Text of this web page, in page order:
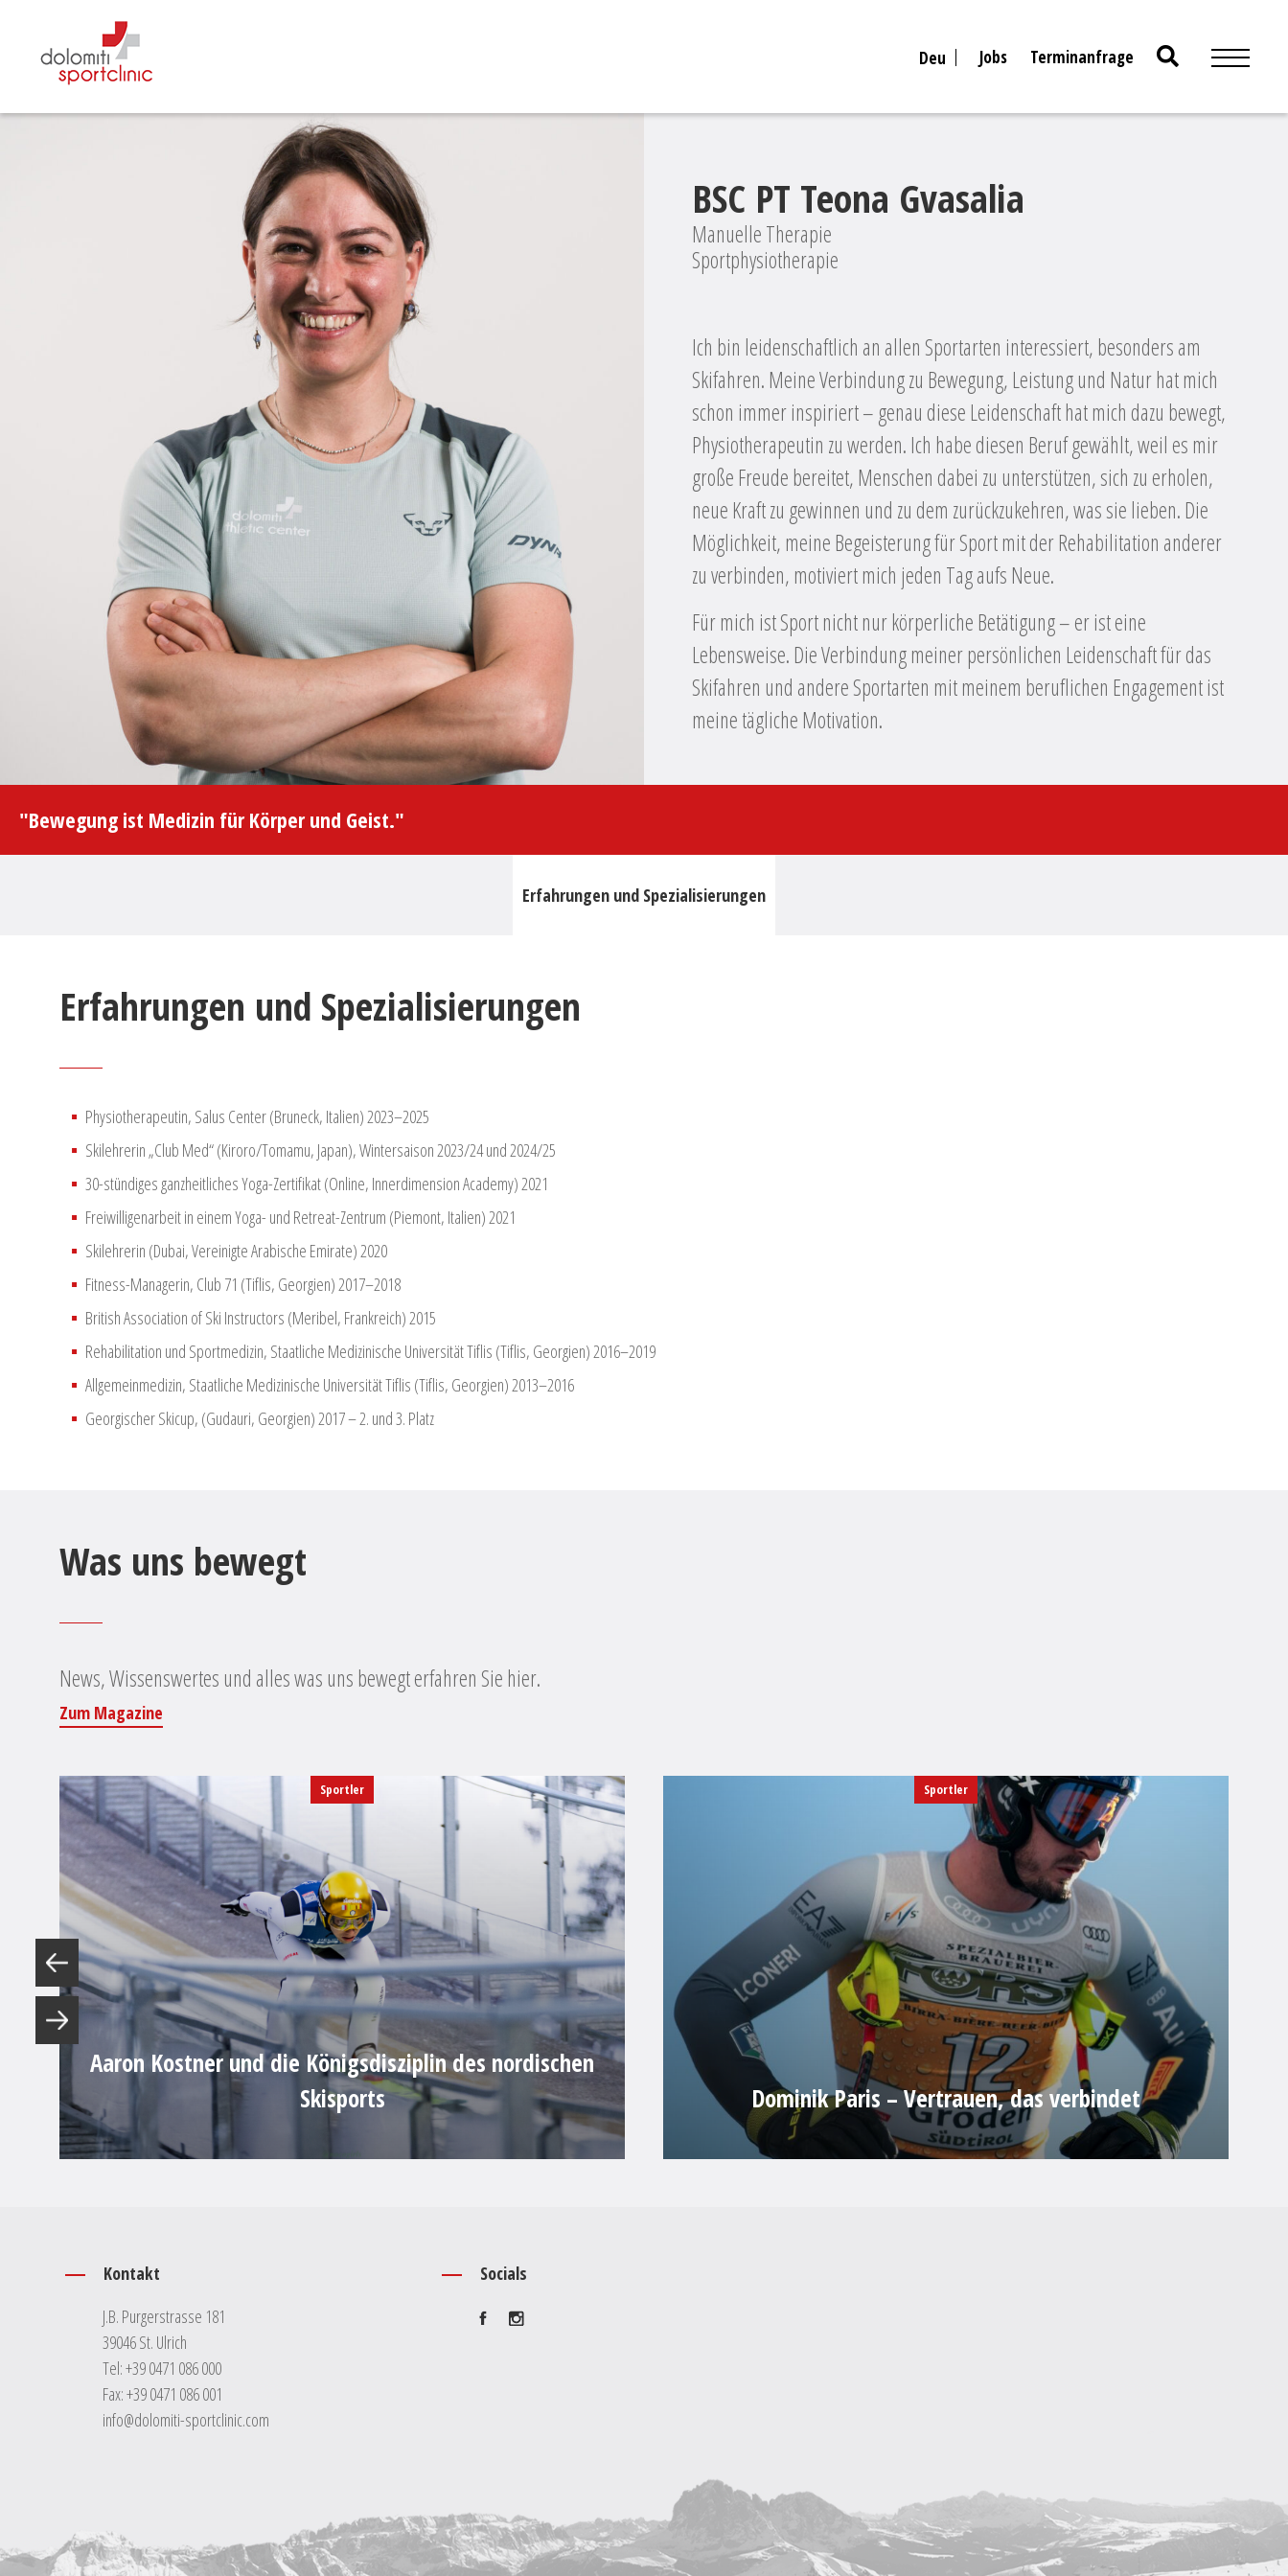
Deu Jobs Terminanfrage
Search
BSC PT Teona Gvasalia
Manuelle Therapie
Sportphysiotherapie
Ich bin leidenschaftlich an allen Sportarten interessiert, besonders am
Skifahren. Meine Verbindung zu Bewegung, Leistung und Natur hat mich
schon immer inspiriert – genau diese Leidenschaft hat mich dazu bewegt,
Physiotherapeutin zu werden. Ich habe diesen Beruf gewählt, weil es mir
große Freude bereitet, Menschen dabei zu unterstützen, sich zu erholen,
neue Kraft zu gewinnen und zu dem zurückzukehren, was sie lieben. Die
Möglichkeit, meine Begeisterung für Sport mit der Rehabilitation anderer
zu verbinden, motiviert mich jeden Tag aufs Neue.
Für mich ist Sport nicht nur körperliche Betätigung – er ist eine
Lebensweise. Die Verbindung meiner persönlichen Leidenschaft für das
Skifahren und andere Sportarten mit meinem beruflichen Engagement ist
meine tägliche Motivation.
"Bewegung ist Medizin für Körper und Geist."
Erfahrungen und Spezialisierungen
Erfahrungen und Spezialisierungen
Physiotherapeutin, Salus Center (Bruneck, Italien) 2023–2025
Skilehrerin „Club Med“ (Kiroro/Tomamu, Japan), Wintersaison 2023/24 und 2024/25
30-stündiges ganzheitliches Yoga-Zertifikat (Online, Innerdimension Academy) 2021
Freiwilligenarbeit in einem Yoga- und Retreat-Zentrum (Piemont, Italien) 2021
Skilehrerin (Dubai, Vereinigte Arabische Emirate) 2020
Fitness-Managerin, Club 71 (Tiflis, Georgien) 2017–2018
British Association of Ski Instructors (Meribel, Frankreich) 2015
Rehabilitation und Sportmedizin, Staatliche Medizinische Universität Tiflis (Tiflis, Georgien) 2016–2019
Allgemeinmedizin, Staatliche Medizinische Universität Tiflis (Tiflis, Georgien) 2013–2016
Georgischer Skicup, (Gudauri, Georgien) 2017 – 2. und 3. Platz
Was uns bewegt
News, Wissenswertes und alles was uns bewegt erfahren Sie hier.
Zum Magazine
Sportler
Aaron Kostner und die Königsdisziplin des nordischen
Skisports
Sportler
Dominik Paris – Vertrauen, das verbindet
Kontakt
J.B. Purgerstrasse 181
39046 St. Ulrich
Tel:+39 0471 086 000
Fax: +39 0471 086 001
info@dolomiti-sportclinic.com
Socials